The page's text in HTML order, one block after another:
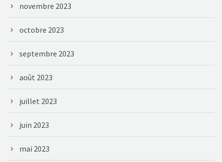
novembre 2023
octobre 2023
septembre 2023
août 2023
juillet 2023
juin 2023
mai 2023